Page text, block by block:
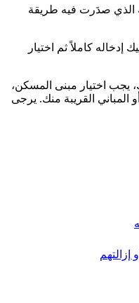
الذي صدَرت فيه طريقة
إدخاله كاملاً ثم اختيار
يجب اختيار مبنى المسكن،
المباني القريبة منك. يرجى
إزالتهم